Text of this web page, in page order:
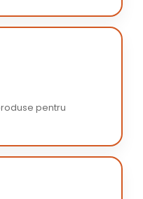
pentru